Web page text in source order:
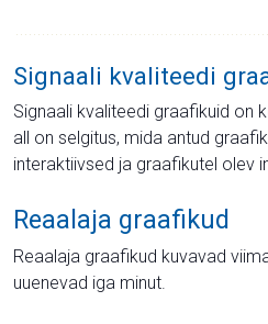
Signaali kvaliteedi
Signaali kvaliteedi graafikuid on
all on selgitus, mida antud
interaktiivsed ja graafikutel olev
Reaalaja graafikud
Reaalaja graafikud kuvavad
uuenevad iga minut.